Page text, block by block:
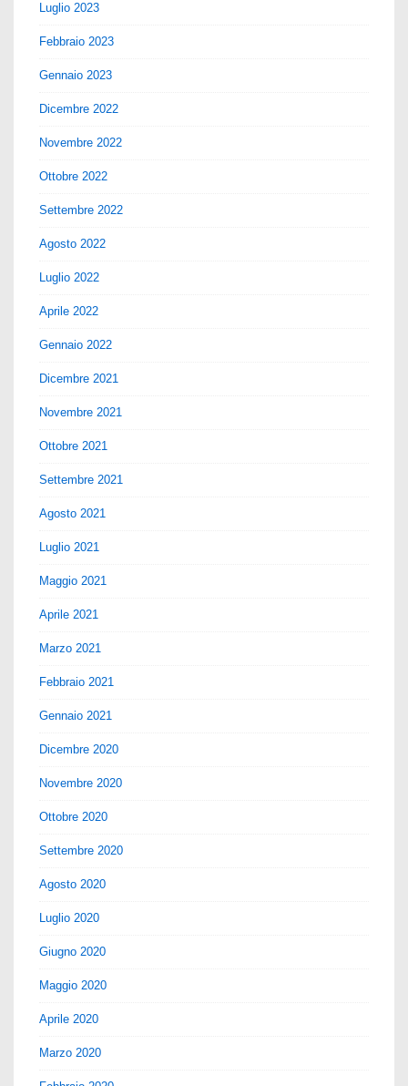
Luglio 2023
Febbraio 2023
Gennaio 2023
Dicembre 2022
Novembre 2022
Ottobre 2022
Settembre 2022
Agosto 2022
Luglio 2022
Aprile 2022
Gennaio 2022
Dicembre 2021
Novembre 2021
Ottobre 2021
Settembre 2021
Agosto 2021
Luglio 2021
Maggio 2021
Aprile 2021
Marzo 2021
Febbraio 2021
Gennaio 2021
Dicembre 2020
Novembre 2020
Ottobre 2020
Settembre 2020
Agosto 2020
Luglio 2020
Giugno 2020
Maggio 2020
Aprile 2020
Marzo 2020